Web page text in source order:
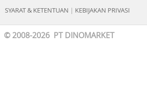
SYARAT & KETENTUAN | KEBIJAKAN PRIVASI
© 2008-2026 PT DINOMARKET